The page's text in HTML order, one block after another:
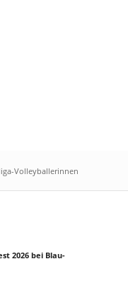
Volleyballerinnen
2026 bei Blau-